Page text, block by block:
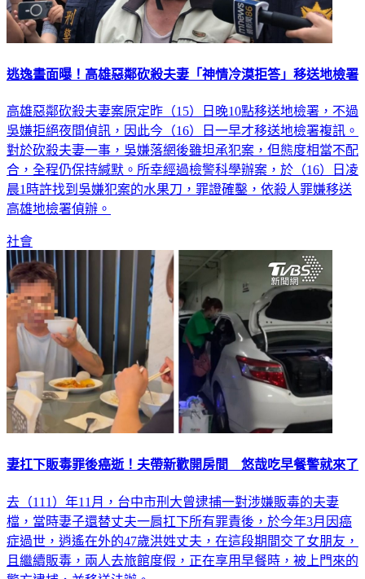
高雄惡鄰砍殺夫妻案原定昨（15）日晚10點移送地檢署，不過
吳嫌拒絕夜間偵訊，因此今（16）日一早才移送地檢署複訊。
對於砍殺夫妻一事，吳嫌落網後雖坦承犯案，但態度相當不配
合，全程仍保持緘默。所幸經過檢警科學辦案，於（16）日凌
晨1時許找到吳嫌犯案的水果刀，罪證確鑿，依殺人罪嫌移送
社會
去（111）年11月，台中市刑大曾逮捕一對涉嫌販毒的夫妻
檔，當時妻子還替丈夫一肩扛下所有罪責後，於今年3月因癌
症過世，逍遙在外的47歲洪姓丈夫，在這段期間交了女朋友，